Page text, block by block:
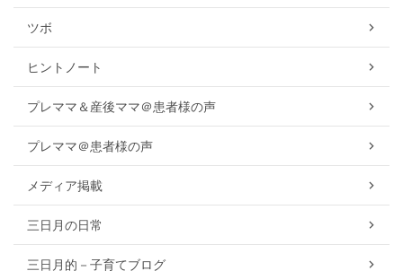
ツボ
ヒントノート
プレママ＆産後ママ＠患者様の声
プレママ＠患者様の声
メディア掲載
三日月の日常
三日月的－子育てブログ